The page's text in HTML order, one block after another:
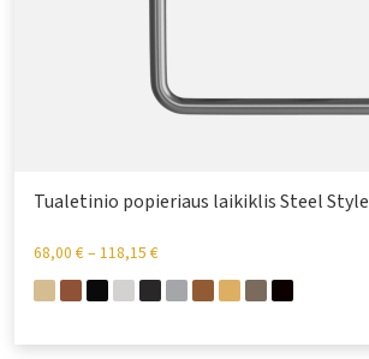
Tualetinio popieriaus laikiklis Steel Style
68,00 €– 118,15 €